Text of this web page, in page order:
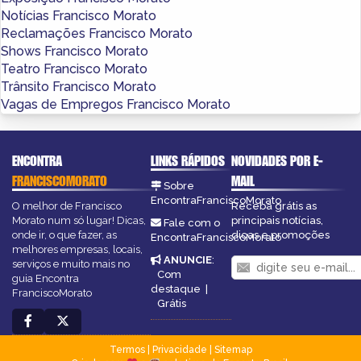
Notícias Francisco Morato
Reclamações Francisco Morato
Shows Francisco Morato
Teatro Francisco Morato
Trânsito Francisco Morato
Vagas de Empregos Francisco Morato
ENCONTRA
FRANCISCOMORATO
O melhor de Francisco
Morato num só lugar! Dicas,
onde ir, o que fazer, as
melhores empresas, locais,
serviços e muito mais no
guia Encontra
FranciscoMorato
LINKS RÁPIDOS
Sobre
EncontraFranciscoMorato
Fale com o
EncontraFranciscoMorato
ANUNCIE:
Com
destaque
Grátis
NOVIDADES POR E-
MAIL
Receba grátis as
principais notícias,
dicas e promoções
Termos| Privacidade
Sitemap